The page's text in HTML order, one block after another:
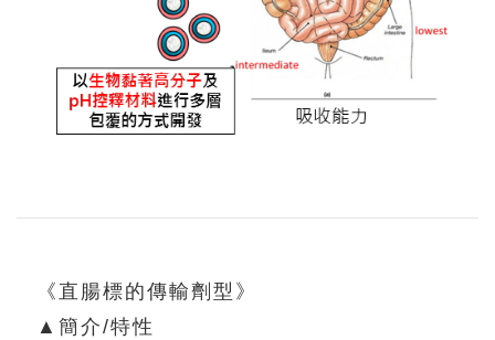
《直腸標的傳輸劑型》
▲簡介/特性